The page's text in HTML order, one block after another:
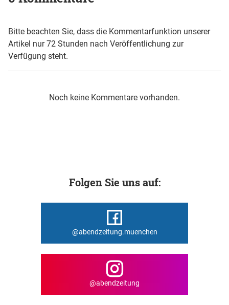
Bitte beachten Sie, dass die Kommentarfunktion unserer
Artikel nur 72 Stunden nach Veröffentlichung zur
Verfügung steht.
Noch keine Kommentare vorhanden.
Folgen Sie uns auf:
@abendzeitung.muenchen
@abendzeitung